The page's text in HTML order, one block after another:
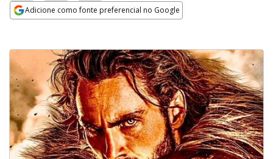
Adicione como fonte preferencial no Google